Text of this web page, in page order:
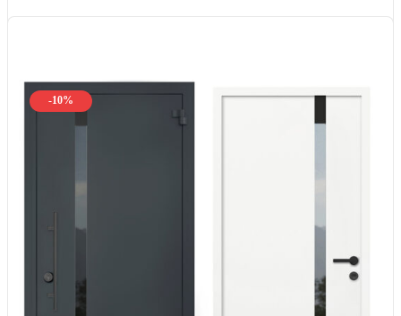
-10%